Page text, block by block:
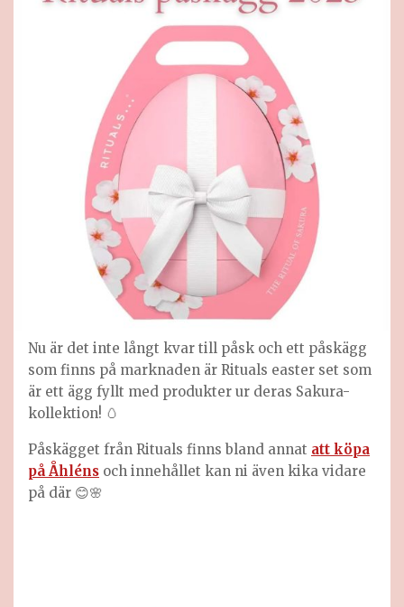
Nu är det inte långt kvar till påsk och ett påskägg
som finns på marknaden är Rituals easter set som
är ett ägg fyllt med produkter ur deras Sakura-
kollektion! 🥚
Påskägget från Rituals finns bland annat att köpa
på Åhléns och innehållet kan ni även kika vidare
på där 😊🌸